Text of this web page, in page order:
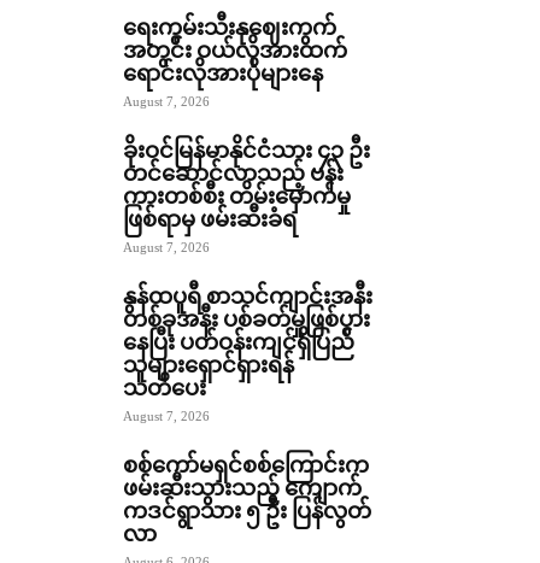
ရေးကွမ်းသီးနုဈေးကွက်
အတွင်း ဝယ်လိုအားထက်
ရောင်းလိုအားပိုများနေ
August 7, 2026
ခိုးဝင်မြန်မာနိုင်ငံသား ၄၃ ဦး
တင်ဆောင်လာသည့် ဗန်း
ကားတစ်စီး တိမ်းမှောက်မှု
ဖြစ်ရာမှ ဖမ်းဆီးခံရ
August 7, 2026
နွန်ထပူရီ စာသင်ကျာင်းအနီး
တစ်ခုအနီး ပစ်ခတ်မှုဖြစ်ပွား
နေပြီး ပတ်ဝန်းကျင်ရှိပြည်
သူများရှောင်ရှားရန်
သတိပေး
August 7, 2026
စစ်ကော်မရှင်စစ်ကြောင်းက
ဖမ်းဆီးသွားသည့် ကျောက်
ကဒင်ရွာသား ၅ ဦး ပြန်လွတ်
လာ